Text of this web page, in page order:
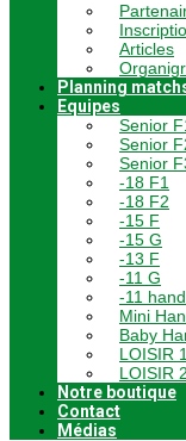
Articles
Planning
Equipes
Senior
Senior
Senior
-18 F1
-18 F2
-15 F
-15 G
-13 F
-11 G
-11
Mini
Baby
LOISIR 1
LOISIR 2
Notre boutique
Contact
Médias